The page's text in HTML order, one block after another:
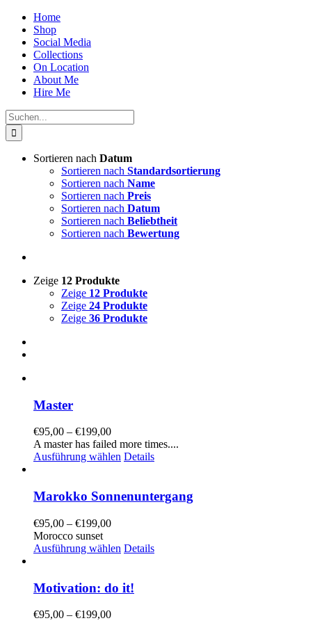
Zum
Inhalt
springen
Home
Shop
Social Media
Collections
On Location
About Me
Hire Me
Suche
nach:
Sortieren nach Datum
Sortieren nach Standardsortierung
Sortieren nach Name
Sortieren nach Preis
Sortieren nach Datum
Sortieren nach Beliebtheit
Sortieren nach Bewertung
Zeige 12 Produkte
Zeige 12 Produkte
Zeige 24 Produkte
Zeige 36 Produkte
Master
€95,00 – €199,00
A master has failed more times....
Ausführung wählen Details
Marokko Sonnenuntergang
€95,00 – €199,00
Morocco sunset
Ausführung wählen Details
Motivation: do it!
€95,00 – €199,00